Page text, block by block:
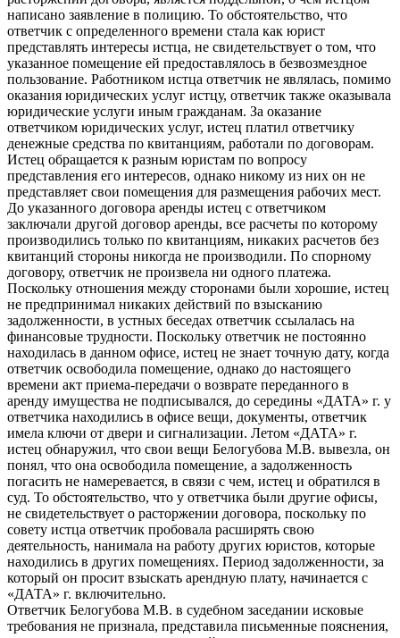
написано заявление в полицию. То обстоятельство, что
ответчик с определенного времени стала как юрист
представлять интересы истца, не свидетельствует о том, что
указанное помещение ей предоставлялось в безвозмездное
пользование. Работником истца ответчик не являлась, помимо
оказания юридических услуг истцу, ответчик также оказывала
юридические услуги иным гражданам. За оказание
ответчиком юридических услуг, истец платил ответчику
денежные средства по квитанциям, работали по договорам.
Истец обращается к разным юристам по вопросу
представления его интересов, однако никому из них он не
представляет свои помещения для размещения рабочих мест.
До указанного договора аренды истец с ответчиком
заключали другой договор аренды, все расчеты по которому
производились только по квитанциям, никаких расчетов без
квитанций стороны никогда не производили. По спорному
договору, ответчик не произвела ни одного платежа.
Поскольку отношения между сторонами были хорошие, истец
не предпринимал никаких действий по взысканию
задолженности, в устных беседах ответчик ссылалась на
финансовые трудности. Поскольку ответчик не постоянно
находилась в данном офисе, истец не знает точную дату, когда
ответчик освободила помещение, однако до настоящего
времени акт приема-передачи о возврате переданного в
аренду имущества не подписывался, до середины «ДАТА» г. у
ответчика находились в офисе вещи, документы, ответчик
имела ключи от двери и сигнализации. Летом «ДАТА» г.
истец обнаружил, что свои вещи Белогубова М.В. вывезла, он
понял, что она освободила помещение, а задолженность
погасить не намеревается, в связи с чем, истец и обратился в
суд. То обстоятельство, что у ответчика были другие офисы,
не свидетельствует о расторжении договора, поскольку по
совету истца ответчик пробовала расширять свою
деятельность, нанимала на работу других юристов, которые
находились в других помещениях. Период задолженности, за
который он просит взыскать арендную плату, начинается с
«ДАТА» г. включительно.
Ответчик Белогубова М.В. в судебном заседании исковые
требования не признала, представила письменные пояснения,